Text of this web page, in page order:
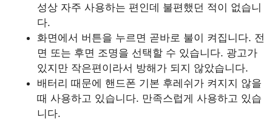
성상 자주 사용하는 편인데 불편했던 적이 없습니
다.
화면에서 버튼을 누르면 곧바로 불이 켜집니다. 전
면 또는 후면 조명을 선택할 수 있습니다. 광고가
있지만 작은편이라서 방해가 되지 않았습니다.
배터리 때문에 핸드폰 기본 후레쉬가 켜지지 않을
때 사용하고 있습니다. 만족스럽게 사용하고 있습
니다.